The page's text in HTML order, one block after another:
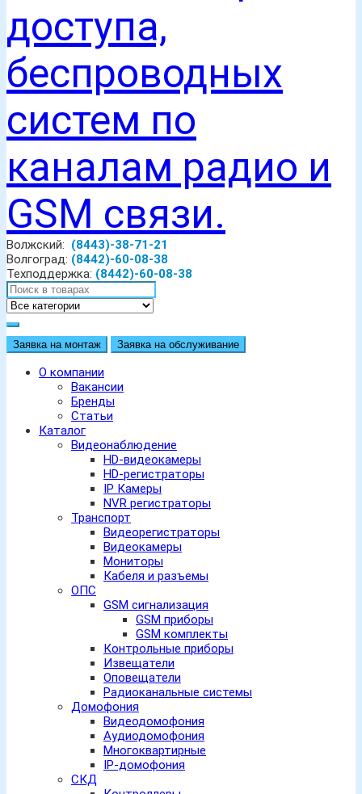
Волжский: (8443)-38-71-21
Волгоград: (8442)-60-08-38
Техподдержка: (8442)-60-08-38
Заявка на монтаж Заявка на обслуживание
О компании
Вакансии
Бренды
Статьи
Каталог
Видеонаблюдение
HD-видеокамеры
HD-регистраторы
IP Камеры
NVR регистраторы
Транспорт
Видеорегистраторы
Видеокамеры
Мониторы
Кабеля и разъемы
ОПС
GSM сигнализация
GSM приборы
GSM комплекты
Контрольные приборы
Извещатели
Оповещатели
Радиоканальные системы
Домофония
Видеодомофония
Аудиодомофония
Многоквартирные
IP-домофония
СКД